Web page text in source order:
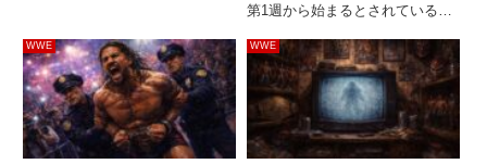
催されたシナの主演映画「ファイ
ティング・with・ファイア」のニ
ューヨークプレミア...
第1週から始まるとされている
局がTNTであること以外は公式な
発表がまだありません。放送曜日
はいつになる？以前から、放送曜
日は火曜日になる可能性が高い
と...
WWE WWE